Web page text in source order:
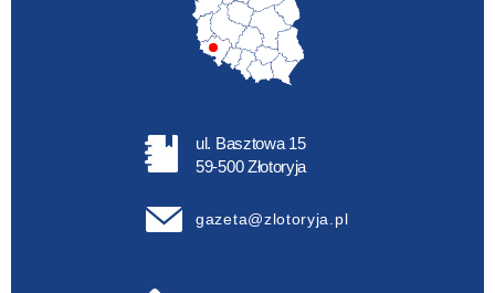
ul. Basztowa 15
59-500 Złotoryja
gazeta@zlotoryja.pl